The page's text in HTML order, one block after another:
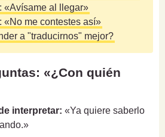
«Avísame al llegar»
«No me contestes así»
a "traducirnos" mejor?
«¿Con quién
interpretar: «Ya quiere saberlo